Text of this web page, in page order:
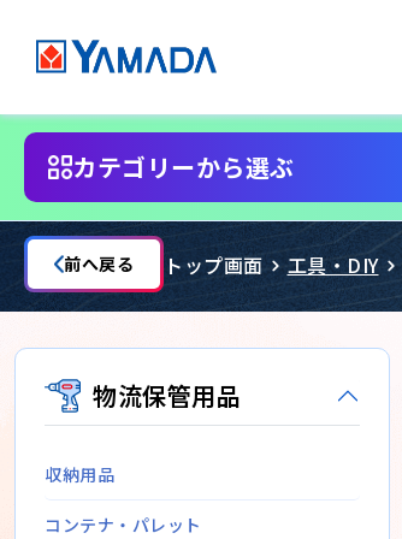
カテゴリーから選ぶ
前へ戻る トップ画面 工具・DIY
物流保管用品
収納用品
コンテナ・パレット